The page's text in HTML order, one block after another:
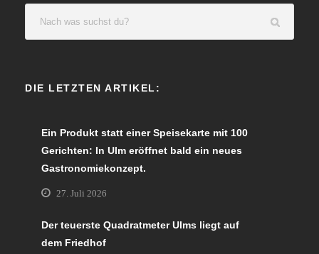
DIE LETZTEN ARTIKEL:
Ein Produkt statt einer Speisekarte mit 100
Gerichten: In Ulm eröffnet bald ein neues
Gastronomiekonzept.
27. Juli 2026
Der teuerste Quadratmeter Ulms liegt auf
dem Friedhof